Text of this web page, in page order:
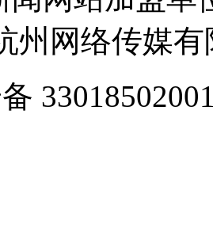
州网络传媒有